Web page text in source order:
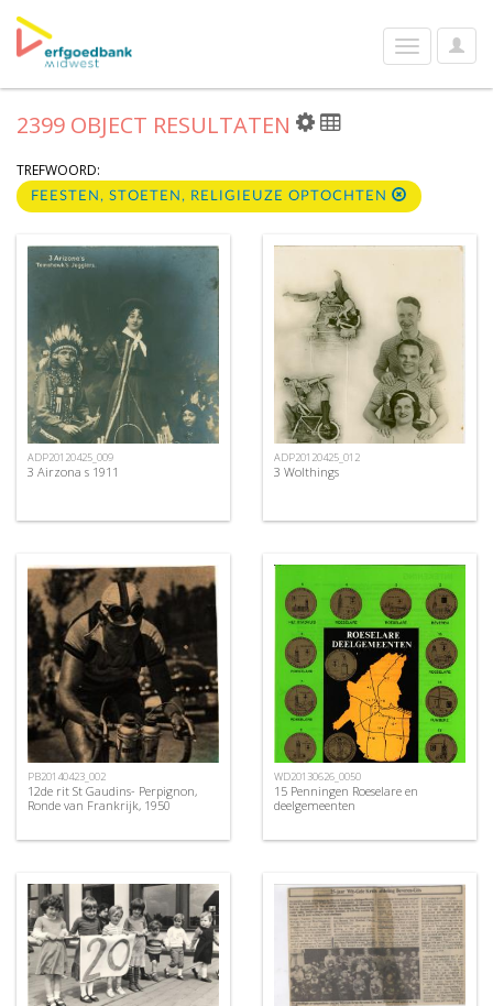
User
Toggle
navigation
2399 OBJECT RESULTATEN
TREFWOORD:
FEESTEN, STOETEN, RELIGIEUZE OPTOCHTEN
ADP20120425_009
3 Airzona s 1911
ADP20120425_012
3 Wolthings
PB20140423_002
12de rit St Gaudins- Perpignon,
Ronde van Frankrijk, 1950
WD20130626_0050
15 Penningen Roeselare en
deelgemeenten